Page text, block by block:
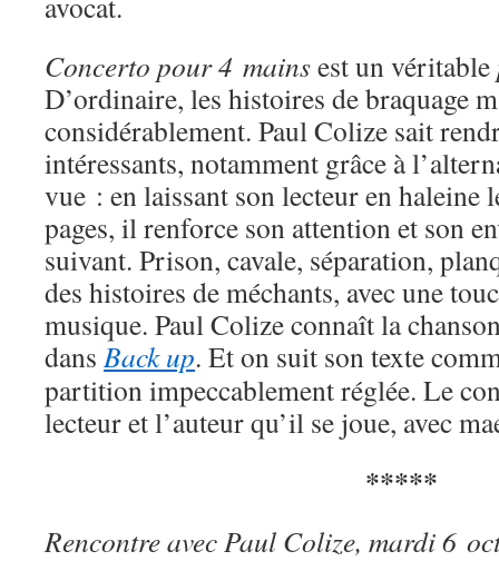
Concerto pour 4 mainsest un véritable
D’ordinaire, les histoires de braquage
considérablement. Paul Colize sait
intéressants, notamment grâce à
vue : en laissant son lecteur en haleine
pages, il renforce son attention et son
suivant. Prison, cavale, séparation,
des histoires de méchants, avec une
musique. Paul Colize connaît la
dansBack up. Et on suit son texte
partition impeccablement réglée. Le
lecteur et l’auteur qu’il se joue, avec
*****
Rencontre avec Paul Colize, mardi 6